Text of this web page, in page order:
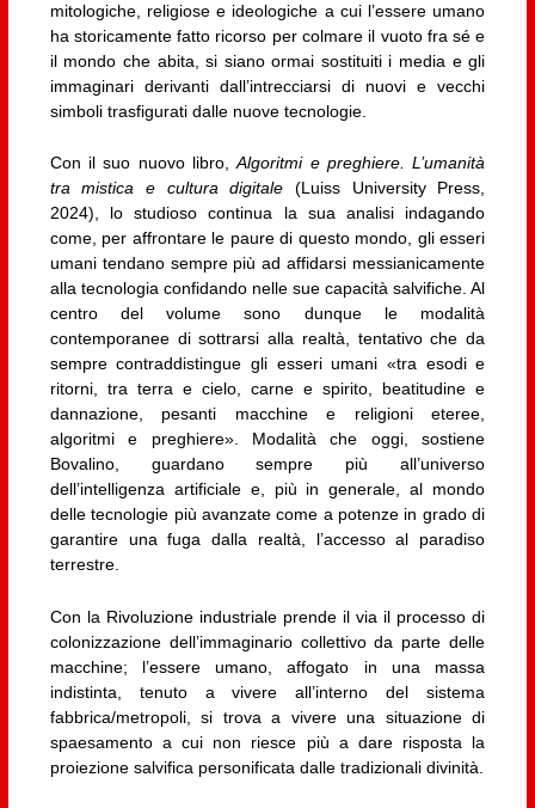
mitologiche, religiose e ideologiche a cui l’essere umano
ha storicamente fatto ricorso per colmare il vuoto fra sé e
il mondo che abita, si siano ormai sostituiti i media e gli
immaginari derivanti dall’intrecciarsi di nuovi e vecchi
simboli trasfigurati dalle nuove tecnologie.
Con il suo nuovo libro,Algoritmi e preghiere. L’umanità
tra mistica e cultura digitale (Luiss University Press,
2024), lo studioso continua la sua analisi indagando
come, per affrontare le paure di questo mondo, gli esseri
umani tendano sempre più ad affidarsi messianicamente
alla tecnologia confidando nelle sue capacità salvifiche. Al
centro del volume sono dunque le modalità
contemporanee di sottrarsi alla realtà, tentativo che da
sempre contraddistingue gli esseri umani «tra esodi e
ritorni, tra terra e cielo, carne e spirito, beatitudine e
dannazione, pesanti macchine e religioni eteree,
algoritmi e preghiere». Modalità che oggi, sostiene
Bovalino, guardano sempre più all’universo
dell’intelligenza artificiale e, più in generale, al mondo
delle tecnologie più avanzate come a potenze in grado di
garantire una fuga dalla realtà, l’accesso al paradiso
terrestre.
Con la Rivoluzione industriale prende il via il processo di
colonizzazione dell’immaginario collettivo da parte delle
macchine; l’essere umano, affogato in una massa
indistinta, tenuto a vivere all’interno del sistema
fabbrica/metropoli, si trova a vivere una situazione di
spaesamento a cui non riesce più a dare risposta la
proiezione salvifica personificata dalle tradizionali divinità.